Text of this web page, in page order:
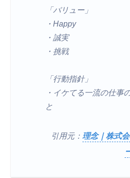
「バリュー」
・Happy
・誠実
・挑戦
「行動指針」
・イケてる一流の仕事
と
引用元： 理念｜株式